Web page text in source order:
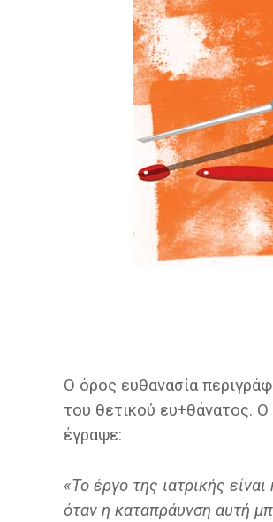
Ο όρος ευθανασία
του θετικού ευ+θάνατος.
έγραψε:
«Το έργο της ιατρικής
όταν η καταπράυνση αυτή